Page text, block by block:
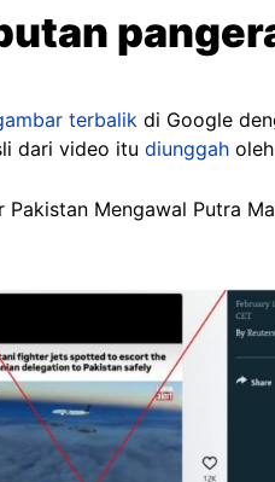
terbalik di Google
dari video itu diunggah
Pakistan Mengawal Putra